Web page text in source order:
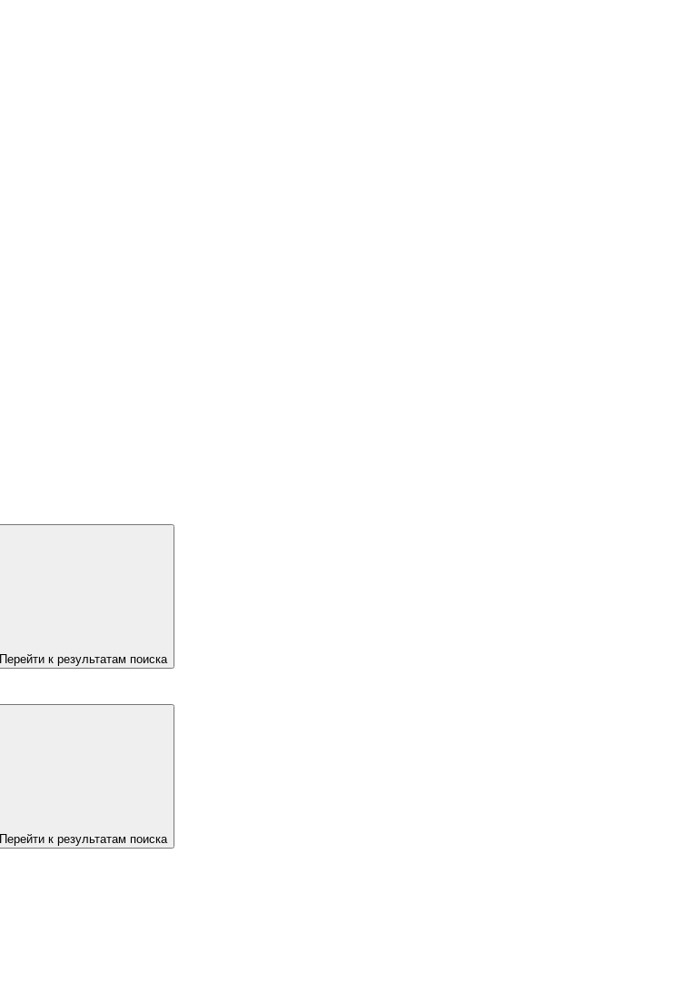
Перейти к результатам поиска
Перейти к результатам поиска